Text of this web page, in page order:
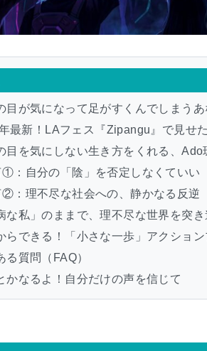
目が気になって足がすくんでしまう
最新！LAフェス『Zipangu』で見せ
目を気にしない生き方をくれる、Ado
①：自分の「陰」を否定しなくていい
②：理不尽な社会への、静かなる反逆
な私」のままで、理不尽な世界を突
らできる！「小さな一歩」アクション
る質問（FAQ）
かなるよ！自分だけの声を信じて